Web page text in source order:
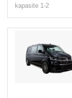
kapasite 1-2